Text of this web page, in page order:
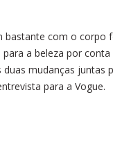
bastante com o
a beleza por
mudanças
para a Vogue.